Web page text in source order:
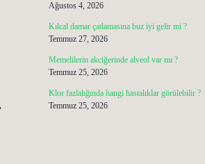
Ağustos 4, 2026
Kılcal damar çatlamasına buz iyi gelir mi ?
Temmuz 27, 2026
Memelilerin akciğerinde alveol var mı ?
Temmuz 25, 2026
Klor fazlalığında hangi hastalıklar görülebilir ?
Temmuz 25, 2026